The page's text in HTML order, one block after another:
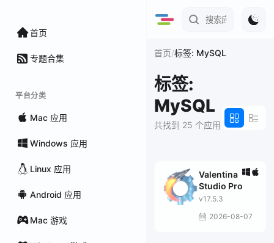
首页
专题合集
平台分类
Mac 应用
Windows 应用
Linux 应用
Android 应用
Mac 游戏
首页/标签: MySQL
标签:
MySQL
共找到 25 个应用
Valentina
Studio Pro
v17.5.3
2026-08-07